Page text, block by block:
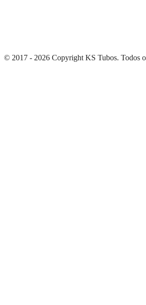
© 2017 - 2026 Copyright KS Tubos. Todos